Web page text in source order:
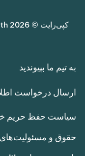
کپی‌رایت © 2026 Central Health. تمامی حقوق محفوظ است.
به تیم ما بپیوندید
ارسال درخواست
سیاست حفظ حریم
حقوق و مسئولیت‌های